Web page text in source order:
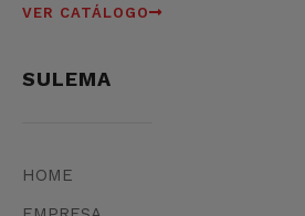
VER CATÁLOGO
SULEMA
HOME